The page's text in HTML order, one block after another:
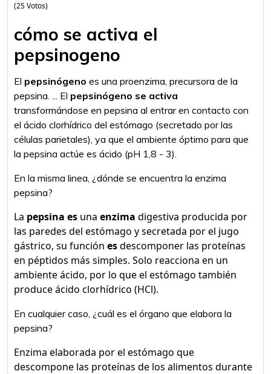
(25 Votos)
cómo se activa el
pepsinogeno
El pepsinógeno es una proenzima, precursora de la
pepsina. ... El pepsinógeno se activa
transformándose en pepsina al entrar en contacto con
el ácido clorhídrico del estómago (secretado por las
células parietales), ya que el ambiente óptimo para que
la pepsina actúe es ácido (pH 1,8 - 3).
En la misma linea, ¿dónde se encuentra la enzima
pepsina?
La pepsina es una enzima digestiva producida por
las paredes del estómago y secretada por el jugo
gástrico, su función esdescomponer las proteínas
en péptidos más simples. Solo reacciona en un
ambiente ácido, por lo que el estómago también
produce ácido clorhídrico (HCl).
En cualquier caso, ¿cuál es el órgano que elabora la
pepsina?
Enzima elaborada por el estómago que
descompone las proteínas de los alimentos durante